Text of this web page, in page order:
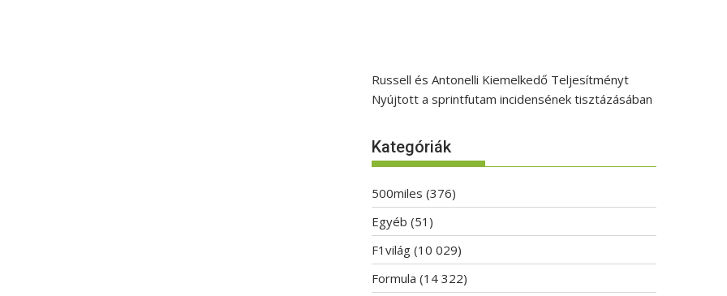
Russell és Antonelli Kiemelkedő Teljesítményt
Nyújtott a sprintfutam incidensének tisztázásában
Kategóriák
500miles (376)
Egyéb (51)
F1világ (10 029)
Formula (14 322)